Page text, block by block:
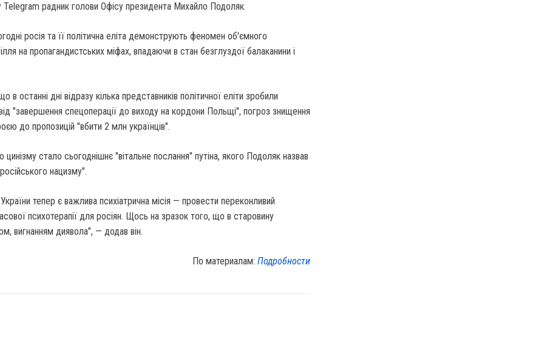
радник голови Офісу президента Михайло Подоляк.
росія та її політична еліта демонструють феномен об'ємного
на пропагандистських міфах, впадаючи в стан безглуздої балаканини і
в останні дні відразу кілька представників політичної еліти зробили
"завершення спецоперації до виходу на кордони Польщі", погроз знищення
до пропозицій "вбити 2 млн українців".
стало сьогоднішнє "вітальне послання" путіна, якого Подоляк назвав
нацизму".
тепер є важлива психіатрична місія — провести переконливий
психотерапії для росіян. Щось на зразок того, що в старовину
вигнанням диявола", — додав він.
По материалам:Подробности